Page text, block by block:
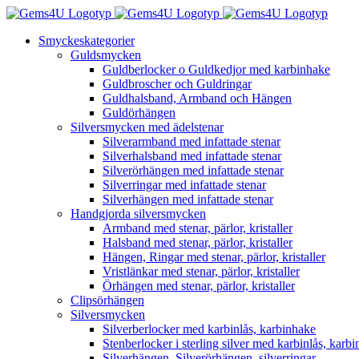
Fortsätt
innehålletSmyckeskategorier
Guldsmycken
Guldberlocker o Guldkedjor med karbinhake
Guldbroscher och Guldringar
Guldhalsband, Armband och Hängen
Guldörhängen
Silversmycken med ädelstenar
Silverarmband med infattade stenar
Silverhalsband med infattade stenar
Silverörhängen med infattade stenar
Silverringar med infattade stenar
Silverhängen med infattade stenar
Handgjorda silversmycken
Armband med stenar, pärlor, kristaller
Halsband med stenar, pärlor, kristaller
Hängen, Ringar med stenar, pärlor, kristaller
Vristlänkar med stenar, pärlor, kristaller
Örhängen med stenar, pärlor, kristaller
Clipsörhängen
Silversmycken
Silverberlocker med karbinlås, karbinhake
Stenberlocker i sterling silver med karbinlås,